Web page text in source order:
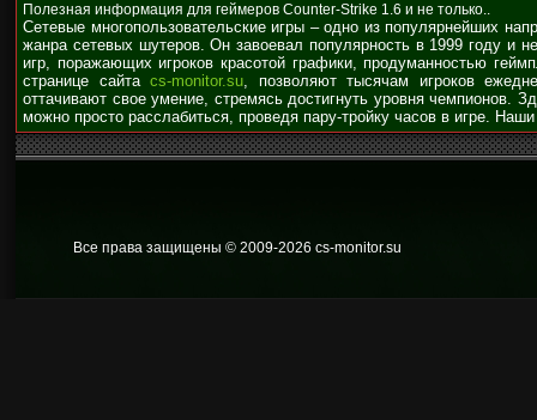
Полезная информация для геймеров Counter-Strike 1.6 и не только..
Сетевые многопользовательские игры – одно из популярнейших
жанра сетевых шутеров. Он завоевал популярность в 1999 году и
игр, поражающих игроков красотой графики, продуманностью
странице сайта cs-monitor.su, позволяют тысячам игроков
оттачивают свое умение, стремясь достигнуть уровня чемпионов.
можно просто расслабиться, проведя пару-тройку часов в игре.
Все права защищены © 2009-2026 cs-monitor.su